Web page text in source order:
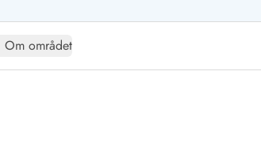
Om området